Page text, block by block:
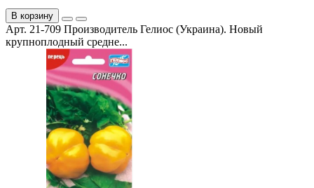
В корзину
Арт. 21-709 Производитель Гелиос (Украина). Новый
крупноплодный средне...